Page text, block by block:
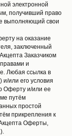
электронной
получивший право
выполняющий свои
на оказание
заключенный
Заказчиком
и
Любая ссылка в
или его условия
Оферту и/или ее
путём
простой
прикрепления к
Оферты,